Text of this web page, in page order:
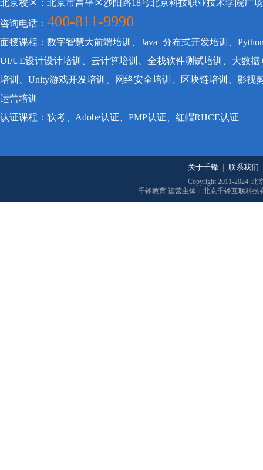
北京校区：北京市昌平区沙阳路18号北京科技职业技术学院广
咨询电话： 400-811-9990
面授课程：数字智慧大前端培训、Java+分布式开发培训、
UI/UE设计设计培训、云计算培训、全栈软件测试培训、大数
培训、Unity游戏开发培训、网络安全培训、区块链培训、影视
运营培训
认证课程：软考、Adobe认证、PMP认证、红帽RHCE认证
关于千锋 | 联系我们
Copyright 2011-2024 北
千锋教育 运营主体：北京千锋互联科